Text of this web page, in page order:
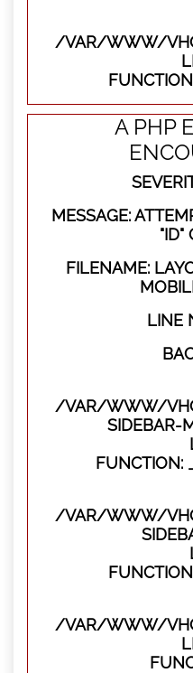
/VAR/WWW/
A PHP
MESSAGE:
"ID"
FILENAME:
LINE
/VAR/WWW/
SIDEBAR-
FUNCTION:
/VAR/WWW/
/VAR/WWW/